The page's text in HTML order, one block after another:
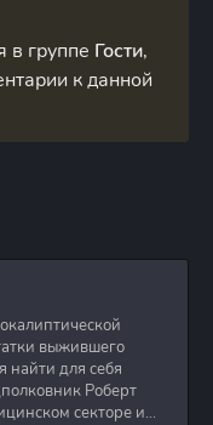
в группе Гости,
к данной
выжившего
найти для себя
Роберт
секторе и